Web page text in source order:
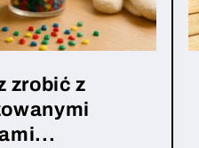
zrobić z